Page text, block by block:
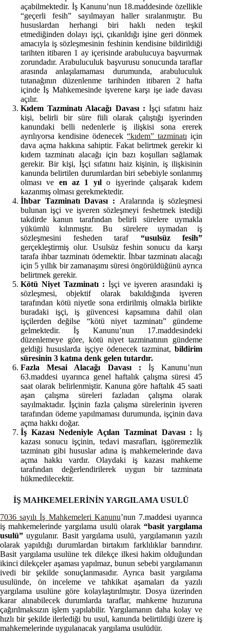
açabilmektedir. İş Kanunu’nun 18.maddesinde özellikle
“geçerli fesih” sayılmayan haller sıralanmıştır. Bu
hususlardan herhangi biri haklı neden teşkil
etmediğinden dolayı işçi, çıkarıldığı işine geri dönmek
amacıyla iş sözleşmesinin feshinin kendisine bildirildiği
tarihten itibaren 1 ay içerisinde arabulucuya başvurmak
zorundadır. Arabuluculuk başvurusu sonucunda taraflar
arasında anlaşılamaması durumunda, arabuluculuk
tutanağının düzenlenme tarihinden itibaren 2 hafta
içinde İş Mahkemesinde işverene karşı işe iade davası
açılır.
Kıdem Tazminatı Alacağı Davası : İşçi sıfatını haiz
kişi, belirli bir süre fiili olarak çalıştığı işyerinden
kanundaki belli nedenlerle iş ilişkisi sona ererek
ayrılıyorsa kendisine ödenecek“kıdem” tazminatı için
dava açma hakkına sahiptir. Fakat belirtmek gerekir ki
kıdem tazminatı alacağı için bazı koşulları sağlamak
gerekir. Bir kişi, İşçi sıfatını haiz kişinin, iş ilişkisinin
kanunda belirtilen durumlardan biri sebebiyle sonlanmış
olması ve en az 1 yılo işyerinde çalışarak kıdem
kazanmış olması gerekmektedir.
İhbar Tazminatı Davası : Aralarında iş sözleşmesi
bulunan işçi ve işveren sözleşmeyi feshetmek istediği
takdirde kanun tarafından belirli sürelere uymakla
yükümlü kılınmıştır. Bu sürelere uymadan iş
sözleşmesini fesheden taraf “usulsüz fesih”
gerçekleştirmiş olur. Usulsüz feshin sonucu da karşı
tarafa ihbar tazminatı ödemektir. İhbar tazminatı alacağı
için 5 yıllık bir zamanaşımı süresi öngörüldüğünü ayrıca
belirtmek gerekir.
Kötü Niyet Tazminatı : İşçi ve işveren arasındaki iş
sözleşmesi, objektif olarak bakıldığında işveren
tarafından kötü niyetle sona erdirilmiş olmakla birlikte
buradaki işçi, iş güvencesi kapsamına dahil olan
işçilerden değilse “kötü niyet tazminatı” gündeme
gelmektedir. İş Kanunu’nun 17.maddesindeki
düzenlemeye göre, kötü niyet tazminatının gündeme
geldiği hususlarda işçiye ödenecek tazminat,bildirim
süresinin 3 katına denk gelen tutardır.
Fazla Mesai Alacağı Davası :İş Kanunu’nun
63.maddesi uyarınca genel haftalık çalışma süresi 45
saat olarak belirlenmiştir. Kanuna göre haftalık 45 saati
aşan çalışma süreleri fazladan çalışma olarak
sayılmaktadır. İşçinin fazla çalışma sürelerinin işveren
tarafından ödeme yapılmaması durumunda, işçinin dava
açma hakkı doğar.
İş Kazası Nedeniyle Açılan Tazminat Davası : İş
kazası sonucu işçinin, tedavi masrafları, işgöremezlik
tazminatı gibi hususlar adına iş mahkemelerinde dava
açma hakkı vardır. Olaydaki iş kazası mahkeme
tarafından değerlendirilerek uygun bir tazminata
hükmedilecektir.
İŞ MAHKEMELERİNİN YARGILAMA USULÜ
7036 sayılı İş Mahkemeleri Kanunu’nun 7.maddesi uyarınca
iş mahkemelerinde yargılama usulü olarak“basit yargılama
usulü” uygulanır. Basit yargılama usulü, yargılamanın yazılı
olarak yapıldığı durumlardan birtakım farklılıklar barındırır.
Basit yargılama usulüne tek dilekçe ilkesi hakim olduğundan
ikinci dilekçeler aşaması yapılmaz, bunun sebebi yargılamanın
ivedi bir şekilde sonuçlanmasıdır. Ayrıca basit yargılama
usulünde, ön inceleme ve tahkikat aşamaları da yazılı
yargılama usulüne göre kolaylaştırılmıştır. Dosya üzerinden
karar alınabilecek durumlarda taraflar, mahkeme huzuruna
çağırılmaksızın işlem yapılabilir. Yargılamanın daha kolay ve
hızlı bir şekilde ilerlediği bu usul, kanunda belirtildiği üzere iş
mahkemelerinde uygulanacak yargılama usulüdür.